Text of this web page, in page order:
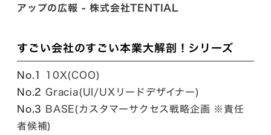
アップの広報 - 株式会社TENTIAL
すごい会社のすごい本業大解剖！シリーズ
No.1 10X(COO)
No.2 Gracia(UI/UXリードデザイナー)
No.3 BASE(カスタマーサクセス戦略企画 ※責任
者候補)